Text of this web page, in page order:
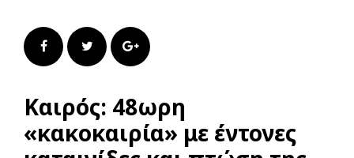
FacebookTwitter Google+
Καιρός: 48ωρη
«κακοκαιρία» με έντονες